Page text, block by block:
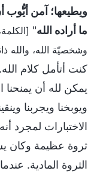
ويطيعها؛ آمن
ما أراده الله"
وشخصيّة الله، والله
كنت أتأمل كلام
يمكن لله أن يمنحنا
ويوبخنا ويجربنا
الاختبارات لمجرد
ثروة عظيمة وكان
الثروة المادية.